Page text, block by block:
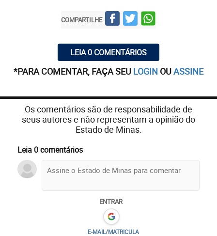
COMPARTILHE
LEIA 0 COMENTÁRIOS
*PARA COMENTAR, FAÇA SEU LOGIN OUASSINE
Os comentários são de responsabilidade de
seus autores e não representam a opinião do
Estado de Minas.
Leia 0 comentários
ENTRAR
E-MAIL/MATRICULA